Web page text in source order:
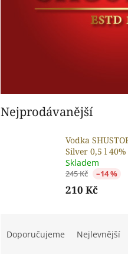
Nejprodávanější
Vodka
Silver 0,5 l 40%
Skladem
245 Kč –14 %
210 Kč
Doporučujeme Nejlevnější